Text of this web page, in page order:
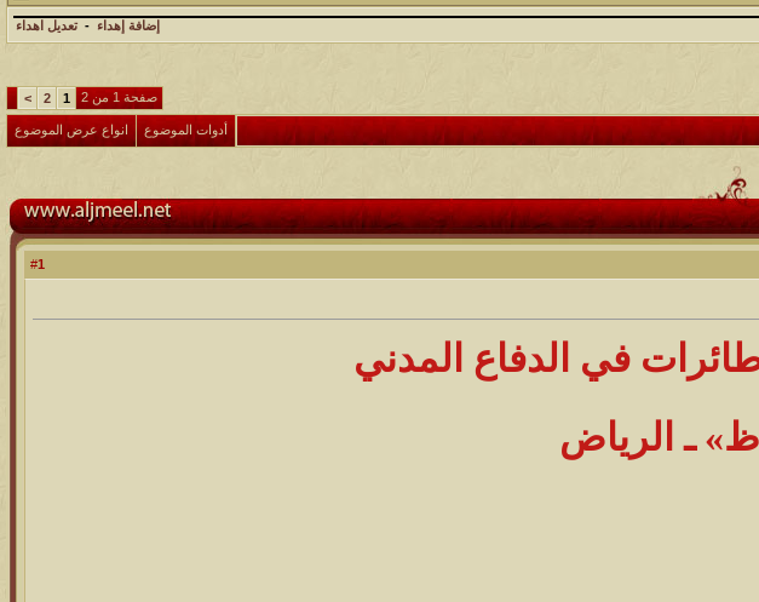
إضافة إهداء - تعديل اهداء
صفحة 1 من 2 1
2
>
أدوات الموضوع انواع عرض الموضوع
1
في الدفاع المدني
ـ الرياض